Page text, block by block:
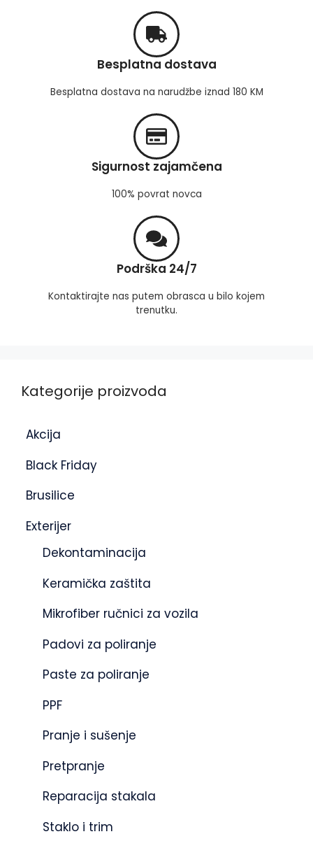
Besplatna dostava
Besplatna dostava na narudžbe iznad 180 KM
Sigurnost zajamčena
100% povrat novca
Podrška 24/7
Kontaktirajte nas putem obrasca u bilo kojem
trenutku.
Kategorije proizvoda
Akcija
Black Friday
Brusilice
Exterijer
Dekontaminacija
Keramička zaštita
Mikrofiber ručnici za vozila
Padovi za poliranje
Paste za poliranje
PPF
Pranje i sušenje
Pretpranje
Reparacija stakala
Staklo i trim